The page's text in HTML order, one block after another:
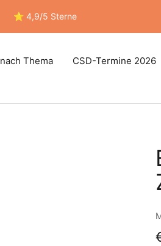
⭐ 4,9/5 Sterne
nach Thema
CSD-Termine 2026